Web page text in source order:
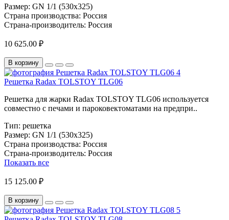
Размер: GN 1/1 (530х325)
Страна производства: Россия
Страна-производитель: Россия
10 625.00 ₽
В корзину
Решетка Radax TOLSTOY TLG06
Решетка для жарки Radax TOLSTOY TLG06 используется
совместно с печами и пароковектоматами на предпри..
Тип: решетка
Размер: GN 1/1 (530х325)
Страна производства: Россия
Страна-производитель: Россия
Показать все
15 125.00 ₽
В корзину